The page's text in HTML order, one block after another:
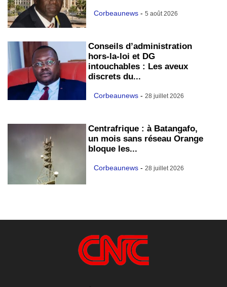
Corbeaunews - 5 août 2026
Conseils d’administration
hors-la-loi et DG
intouchables : Les aveux
discrets du...
Corbeaunews - 28 juillet 2026
Centrafrique : à Batangafo,
un mois sans réseau Orange
bloque les...
Corbeaunews - 28 juillet 2026